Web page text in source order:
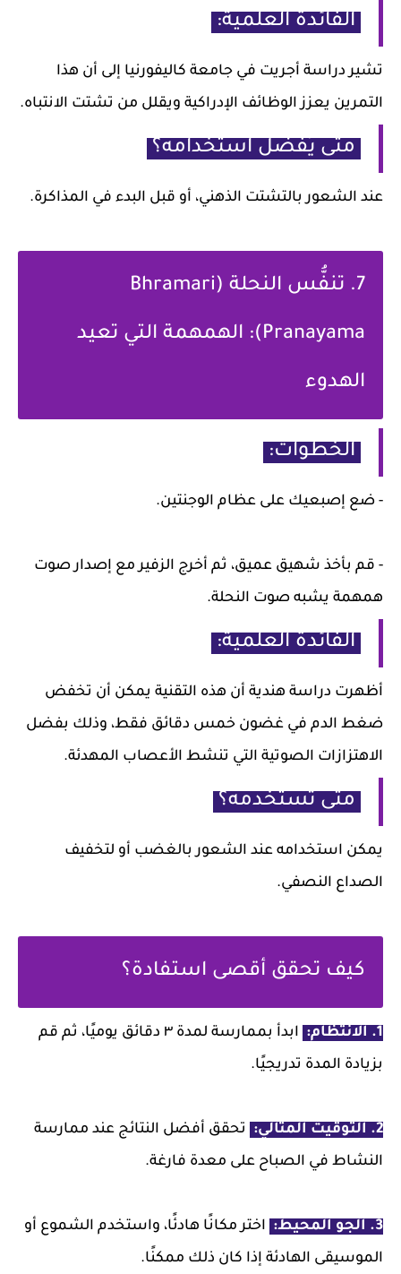
الفائدة العلمية:
تشير دراسة أجريت في جامعة كاليفورنيا إلى أن هذا
التمرين يعزز الوظائف الإدراكية ويقلل من تشتت الانتباه.
متى يُفضل استخدامه؟
عند الشعور بالتشتت الذهني، أو قبل البدء في المذاكرة.
7. تنفُّس النحلة (Bhramari
Pranayama): الهمهمة التي تعيد
الهدوء
الخطوات:
- ضع إصبعيك على عظام الوجنتين.
- قم بأخذ شهيق عميق، ثم أخرج الزفير مع إصدار صوت
همهمة يشبه صوت النحلة.
الفائدة العلمية:
أظهرت دراسة هندية أن هذه التقنية يمكن أن تخفض
ضغط الدم في غضون خمس دقائق فقط، وذلك بفضل
الاهتزازات الصوتية التي تنشط الأعصاب المهدئة.
متى تستخدمه؟
يمكن استخدامه عند الشعور بالغضب أو لتخفيف
الصداع النصفي.
كيف تحقق أقصى استفادة؟
1. الانتظام:
ابدأ بممارسة لمدة ٣ دقائق يوميًا، ثم قم
بزيادة المدة تدريجيًا.
2. التوقيت المثالي:
تحقق أفضل النتائج عند ممارسة
النشاط في الصباح على معدة فارغة.
3. الجو المحيط:
اختر مكانًا هادئًا، واستخدم الشموع أو
الموسيقى الهادئة إذا كان ذلك ممكنًا.